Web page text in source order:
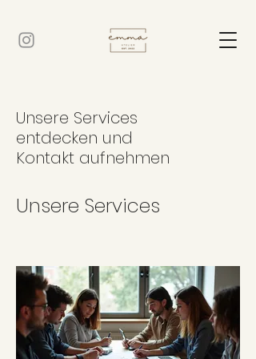
Unsere Services
entdecken und
Kontakt aufnehmen
Unsere Services